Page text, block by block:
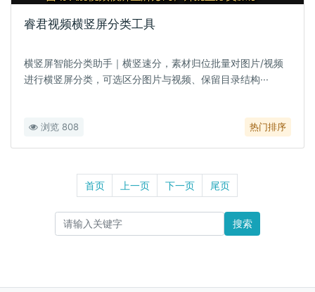
睿君视频横竖屏分类工具
横竖屏智能分类助手｜横竖速分，素材归位批量对图片/视频
进行横竖屏分类，可选区分图片与视频、保留目录结构···
浏览 808 热门排序
首页 上一页 下一页 尾页
搜索